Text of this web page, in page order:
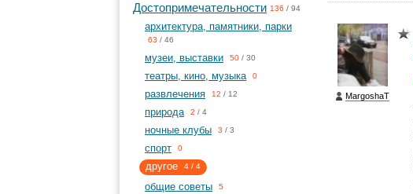
Достопримечательности 136 / 94
архитектура, памятники, парки
63 / 46
музеи, выставки 50 / 30
театры, кино, музыка 0
развлечения 12 / 12
природа 2 / 4
ночные клубы 3 / 3
спорт 0
другое 4 / 4
общие советы 5
MargoshaT